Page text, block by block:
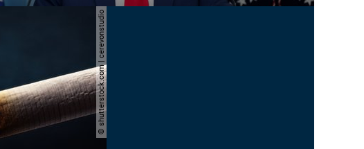
© shutterstock.com | cerevonstudio